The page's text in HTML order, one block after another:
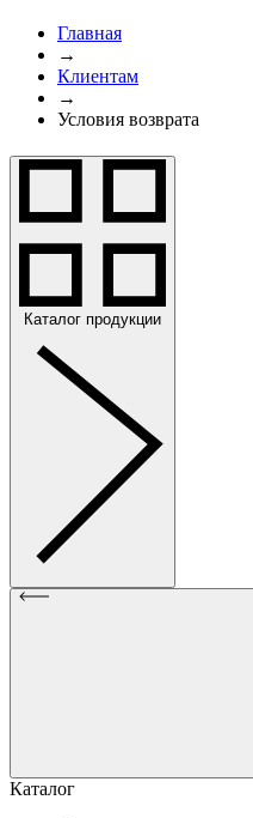
Главная
→
Клиентам
→
Условия возврата
Каталог продукции
Каталог